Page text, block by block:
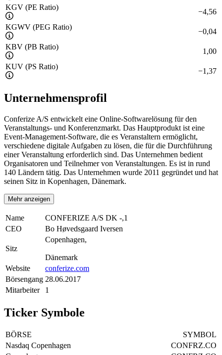
KGV (PE Ratio)
−4,56
KGWV (PEG Ratio)
−0,04
KBV (PB Ratio)
1,00
KUV (PS Ratio)
−1,37
Unternehmensprofil
Conferize A/S entwickelt eine Online-Softwarelösung für den
Veranstaltungs- und Konferenzmarkt. Das Hauptprodukt ist eine
Event-Management-Software, die es Veranstaltern ermöglicht,
verschiedene digitale Aufgaben zu lösen, die für die Durchführung
einer Veranstaltung erforderlich sind. Das Unternehmen bedient
Organisatoren und Teilnehmer von Veranstaltungen. Es ist in rund
140 Ländern tätig. Das Unternehmen wurde 2011 gegründet und hat
seinen Sitz in Kopenhagen, Dänemark.
Mehr anzeigen
Name
CONFERIZE A/S DK -,1
CEO
Bo Høvedsgaard Iversen
Sitz
Copenhagen,
Dänemark
Website
conferize.com
Börsengang 28.06.2017
Mitarbeiter
1
Ticker Symbole
BÖRSE
SYMBOL
Nasdaq Copenhagen
CONFRZ.CO